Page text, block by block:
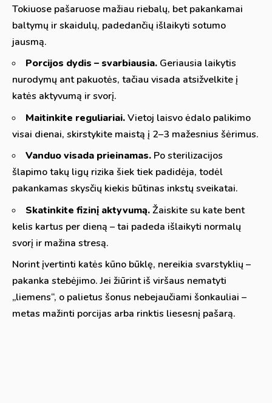
Tokiuose pašaruose mažiau riebalų, bet pakankamai
baltymų ir skaidulų, padedančių išlaikyti sotumo
jausmą.
Porcijos dydis – svarbiausia. Geriausia laikytis
nurodymų ant pakuotės, tačiau visada atsižvelkite į
katės aktyvumą ir svorį.
Maitinkite reguliariai.Vietoj laisvo ėdalo palikimo
visai dienai, skirstykite maistą į 2–3 mažesnius šėrimus.
Vanduo visada prieinamas. Po sterilizacijos
šlapimo takų ligų rizika šiek tiek padidėja, todėl
pakankamas skysčių kiekis būtinas inkstų sveikatai.
Skatinkite fizinį aktyvumą.Žaiskite su kate bent
kelis kartus per dieną – tai padeda išlaikyti normalų
svorį ir mažina stresą.
Norint įvertinti katės kūno būklę, nereikia svarstyklių –
pakanka stebėjimo. Jei žiūrint iš viršaus nematyti
„liemens“, o palietus šonus nebejaučiami šonkauliai –
metas mažinti porcijas arba rinktis liesesnį pašarą.